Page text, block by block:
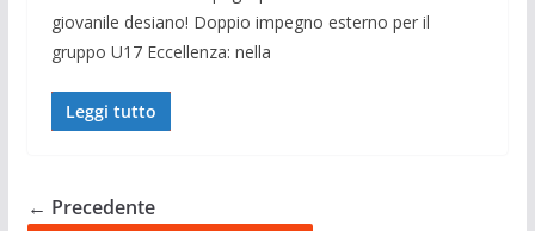
giovanile desiano! Doppio impegno esterno per il
gruppo U17 Eccellenza: nella
Leggi tutto
← Precedente